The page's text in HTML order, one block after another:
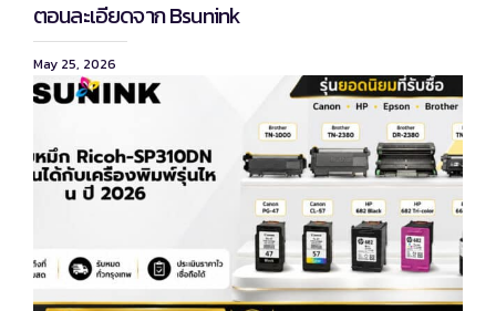
ตอนละเอียดจาก Bsunink
May 25, 2026